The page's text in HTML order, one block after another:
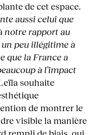
de cet espace.
aussi celui que
notre rapport au
peu illégitime à
que la France a
à l’impact
souhaite
de montrer le
visible la manière